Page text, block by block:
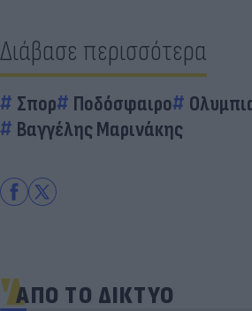
Διάβασε περισσότερα
Σπορ Ποδόσφαιρο
Βαγγέλης Μαρινάκης
ΑΠΟ ΤΟ ΔΙΚΤΥΟ